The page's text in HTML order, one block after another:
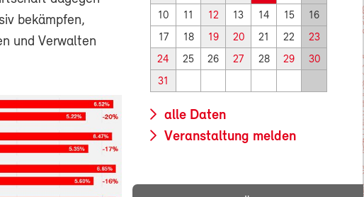
bekämpfen,
und Verwalten
10 11 12 13 14 15 16
17 18 19 20 21 22 23
24 25 26 27 28 29 30
31
alle Daten
Veranstaltung melden